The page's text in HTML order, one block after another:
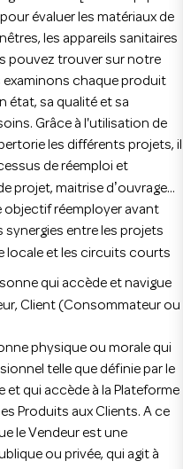
évaluer les matériaux de
les appareils sanitaires
pouvez trouver sur notre
examinons chaque produit
état, sa qualité et sa
Grâce à l'utilisation de
les différents projets, il
de réemploi et
projet, maitrise d ’ouvrage...
objectif réemployer avant
synergies entre les projets
locale et les circuits courts
qui accède et navigue
Client (Consommateur ou
physique ou morale qui
telle que définie par le
et qui accède à la Plateforme
Produits aux Clients. A ce
le Vendeur est une
ou privée, qui agit à